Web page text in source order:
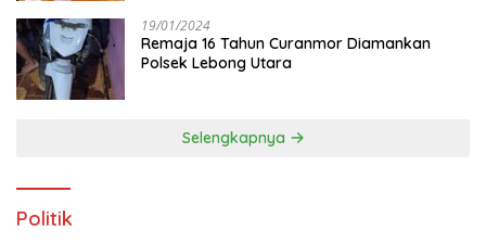
19/01/2024
Remaja 16 Tahun Curanmor Diamankan
Polsek Lebong Utara
Selengkapnya
Politik